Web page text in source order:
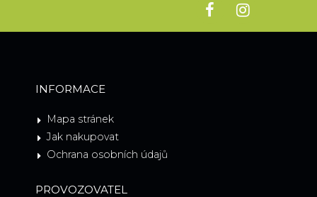
INFORMACE
Mapa stránek
Jak nakupovat
Ochrana osobních údajů
PROVOZOVATEL